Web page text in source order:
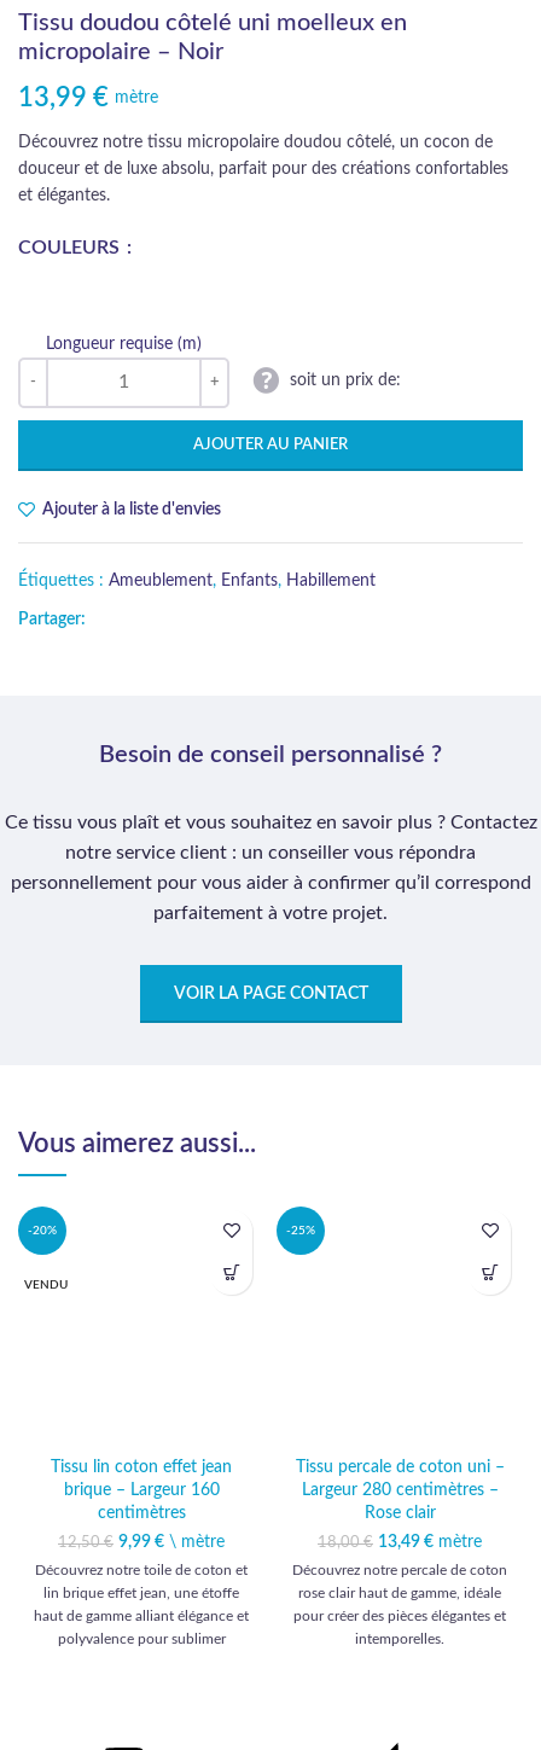
Tissu doudou côtelé uni moelleux en
micropolaire – Noir
13,99 € mètre
Découvrez notre tissu micropolaire doudou côtelé, un cocon de
douceur et de luxe absolu, parfait pour des créations confortables
et élégantes.
COULEURS
Longueur requise (m)
soit un prix de:
AJOUTER AU PANIER
Ajouter à la liste d'envies
Étiquettes : Ameublement, Enfants, Habillement
Partager:
Besoin de conseil personnalisé ?
Ce tissu vous plaît et vous souhaitez en savoir plus ? Contactez
notre service client : un conseiller vous répondra
personnellement pour vous aider à confirmer qu’il correspond
parfaitement à votre projet.
VOIR LA PAGE CONTACT
Vous aimerez aussi...
-20%
VENDU
Tissu lin coton effet jean
brique – Largeur 160
centimètres
12,50€ Le prix initial était :
12,50 €.
9,99 € Le prix actuel
est : 9,99 €.
\ mètre
Découvrez notre toile de coton et
lin brique effet jean, une étoffe
haut de gamme alliant élégance et
polyvalence pour sublimer
-25%
Tissu percale de coton uni –
Largeur 280 centimètres –
Rose clair
18,00€ Le prix initial était :
18,00 €.
13,49 €
Le prix
actuel est :
13,49 €.
mètre
Découvrez notre percale de coton
rose clair haut de gamme, idéale
pour créer des pièces élégantes et
intemporelles.